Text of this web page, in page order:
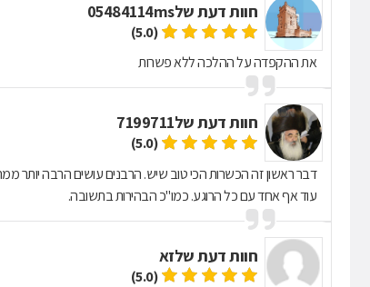
חוות דעת של05484114ms
(5.0)
את ההקפדה על ההלכה ללא פשרות
חוות דעת של7199711
(5.0)
דבר ראשון זה הכשרות הכי טוב שיש. הרבנים עושים הרבה
עוד אף אחד עם כל הרוגע. כמו"כ הבהירות בתשובה.
חוות דעת שלזא
(5.0)